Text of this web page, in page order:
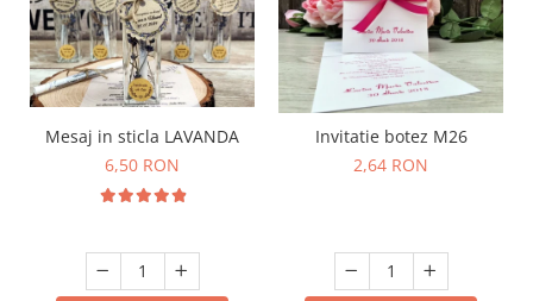
Mesaj in sticla LAVANDA
6,50 RON
Invitatie botez M26
2,64 RON